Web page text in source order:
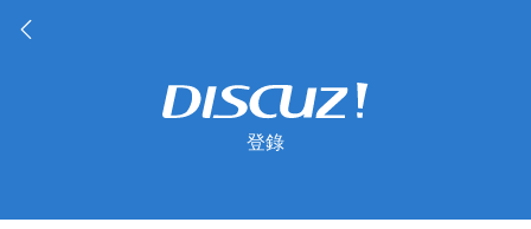
登錄